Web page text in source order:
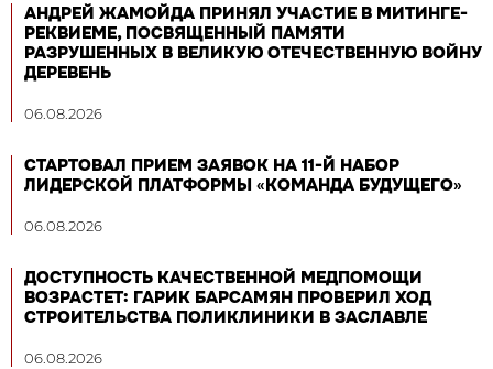
АНДРЕЙ ЖАМОЙДА ПРИНЯЛ УЧАСТИЕ В МИТИНГЕ-
РЕКВИЕМЕ, ПОСВЯЩЕННЫЙ ПАМЯТИ
РАЗРУШЕННЫХ В ВЕЛИКУЮ ОТЕЧЕСТВЕННУЮ ВОЙНУ
ДЕРЕВЕНЬ
06.08.2026
СТАРТОВАЛ ПРИЕМ ЗАЯВОК НА 11-Й НАБОР
ЛИДЕРСКОЙ ПЛАТФОРМЫ «КОМАНДА БУДУЩЕГО»
06.08.2026
ДОСТУПНОСТЬ КАЧЕСТВЕННОЙ МЕДПОМОЩИ
ВОЗРАСТЕТ: ГАРИК БАРСАМЯН ПРОВЕРИЛ ХОД
СТРОИТЕЛЬСТВА ПОЛИКЛИНИКИ В ЗАСЛАВЛЕ
06.08.2026